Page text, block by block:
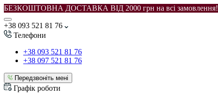
БЕЗКОШТОВНА ДОСТАВКА ВІД 2000 грн на всі замовлення!
+38 093 521 81 76
Телефони
+38 093 521 81 76
+38 097 521 81 76
Передзвоніть мені
Графік роботи